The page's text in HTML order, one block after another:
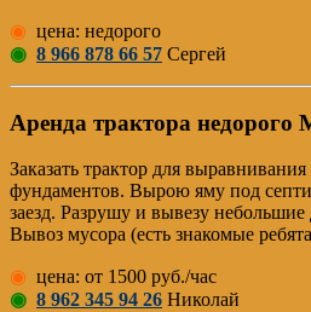
◉ цена: недорого
◉ 8 966 878 66 57 Сергей
Аренда трактора недорого
Заказать трактор для
фундаментов. Вырою яму под
заезд. Разрушу и вывезу
Вывоз мусора (есть знакомые
◉ цена: от 1500 руб./час
◉ 8 962 345 94 26 Николай